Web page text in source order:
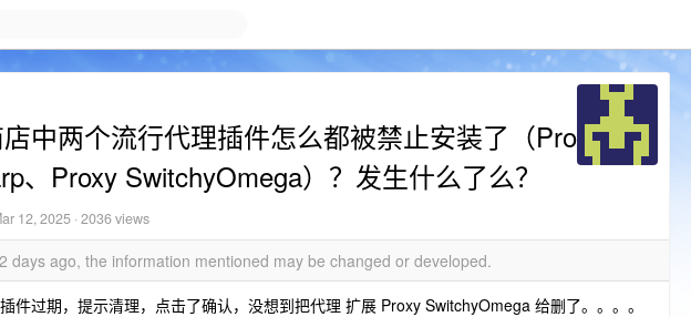
中两个流行代理插件怎么都被禁止安装了（Pro
、Proxy SwitchyOmega）？发生什么了么？
12, 2025 · 2036 views
days ago, the information mentioned may be changed or developed.
件过期，提示清理，点击了确认，没想到把代理 扩展 Proxy SwitchyOmega 给删了。。。。